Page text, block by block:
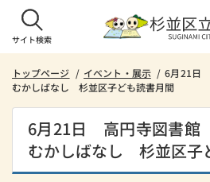
ス
サイト検索
トップページ イベント・展示
6月21日
むかしばなし 杉並区子ども読書月間
6月21日 高円寺図書館
むかしばなし 杉並区子